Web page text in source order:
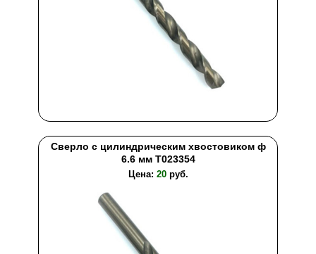
Сверло с цилиндрическим хвостовиком ф
6.6 мм T023354
Цена: 20руб.